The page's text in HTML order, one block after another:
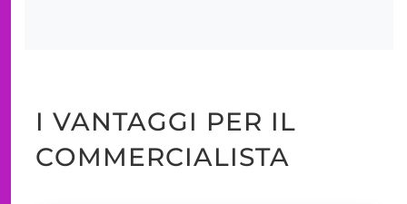
I VANTAGGI PER IL
COMMERCIALISTA